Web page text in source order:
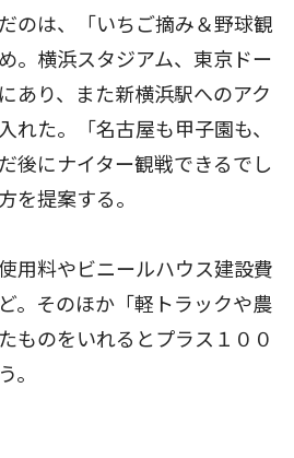
のは、「いちご摘み＆野球観
。横浜スタジアム、東京ドー
あり、また新横浜駅へのアク
れた。「名古屋も甲子園も、
後にナイター観戦できるでし
を提案する。
用料やビニールハウス建設費
。そのほか「軽トラックや農
ものをいれるとプラス１００
。